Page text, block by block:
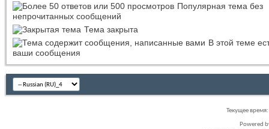
Популярная тема без
непрочитанных сообщений
Тема закрыта
В этой теме
ваши сообщения
Текущее время:
Powered